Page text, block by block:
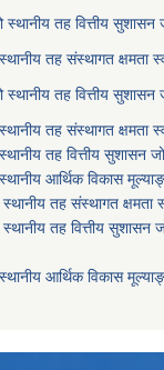
तह वित्तीय सुशासन
तह संस्थागत क्षमता
तह वित्तीय
तह संस्थागत क्षमता
तह वित्तीय सुशासन
आर्थिक विकास
तह संस्थागत क्षमता
तह वित्तीय सुशासन
आर्थिक विकास